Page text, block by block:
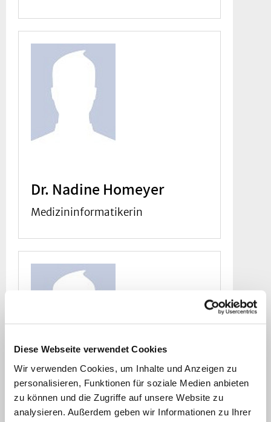
Diese Webseite verwendet Cookies
Wir verwenden Cookies, um Inhalte und Anzeigen zu
personalisieren, Funktionen für soziale Medien anbieten
zu können und die Zugriffe auf unsere Website zu
analysieren. Außerdem geben wir Informationen zu Ihrer
Dr. Nadine Homeyer
Medizininformatikerin
Dr. Alina Reifferscheid